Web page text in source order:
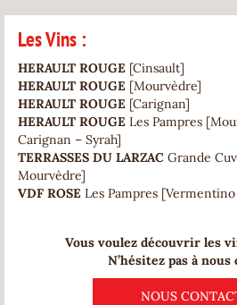
Les Vins :
HERAULT ROUGE [Cinsault]
HERAULT ROUGE [Mourvèdre]
HERAULT ROUGE [Carignan]
HERAULT ROUGE Les Pampres
Carignan – Syrah]
TERRASSES DU LARZAC Grande
Mourvèdre]
VDF ROSE Les Pampres
Vous voulez découvrir les
N’hésitez pas à
NOUS